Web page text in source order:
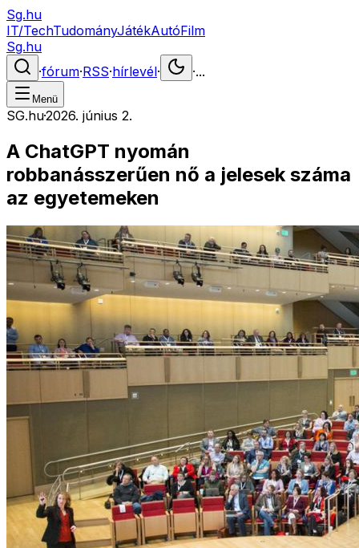
Sg.hu
IT/TechTudományJátékAutóFilm
Sg.hu
·fórum·RSS·hírlevél· ·...
Menü
SG.hu·2026. június 2.
A ChatGPT nyomán
robbanásszerűen nő a jelesek száma
az egyetemeken